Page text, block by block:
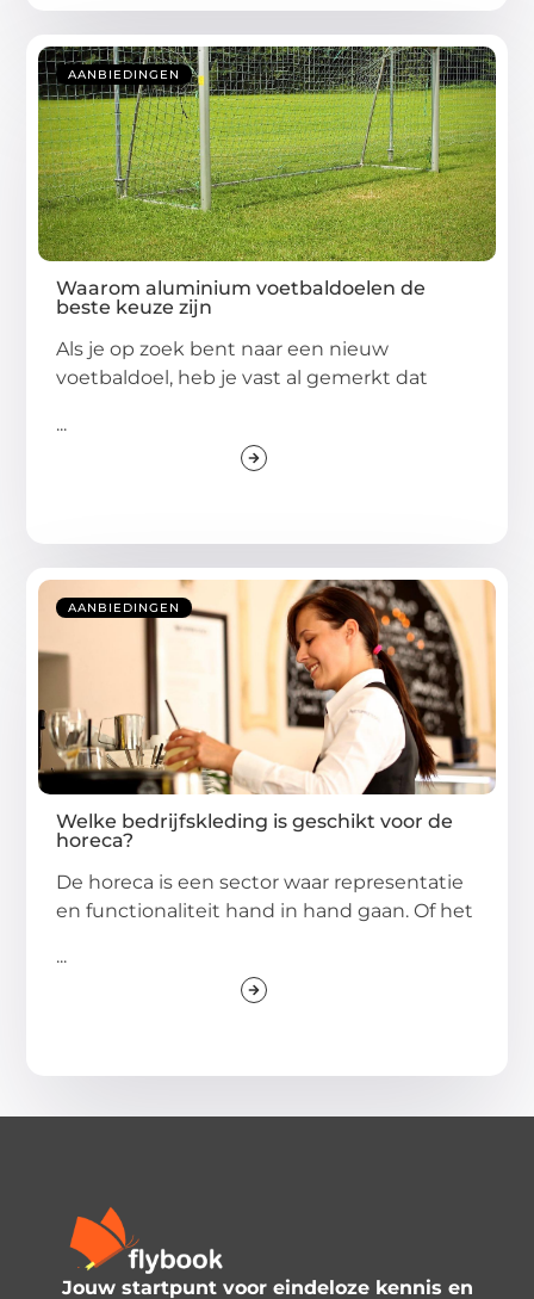
AANBIEDINGEN
Waarom aluminium voetbaldoelen de
beste keuze zijn
Als je op zoek bent naar een nieuw
voetbaldoel, heb je vast al gemerkt dat
...
AANBIEDINGEN
Welke bedrijfskleding is geschikt voor de
horeca?
De horeca is een sector waar representatie
en functionaliteit hand in hand gaan. Of het
...
Jouw startpunt voor eindeloze kennis en